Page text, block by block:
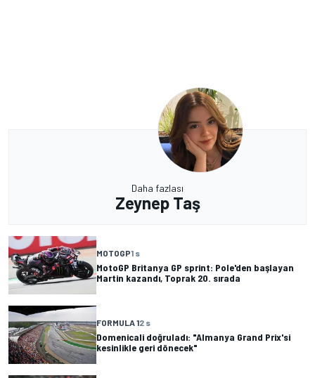
Daha fazlası
Zeynep Taş
MOTOGP1 s
MotoGP Britanya GP sprint: Pole'den başlayan
Martin kazandı, Toprak 20. sırada
FORMULA 12 s
Domenicali doğruladı: "Almanya Grand Prix'si
kesinlikle geri dönecek"